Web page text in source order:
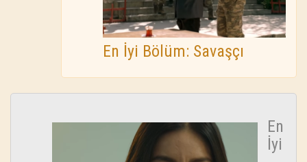
En İyi Bölüm: Savaşçı
En
İyi